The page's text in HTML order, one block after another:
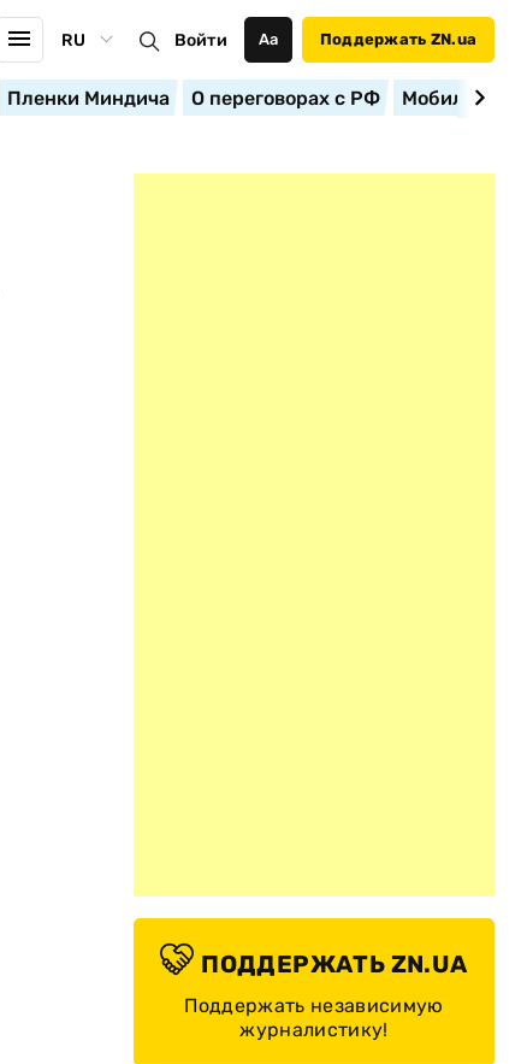
RU Войти Аа Поддержать ZN.ua
Пленки Миндича О переговорах с РФ
ПОДДЕРЖАТЬ ZN.UA
Поддержать независимую
журналистику!